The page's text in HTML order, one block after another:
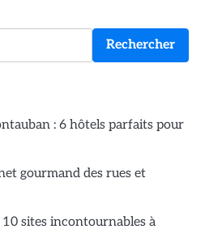
Rechercher
: 6 hôtels parfaits pour
gourmand des rues et
sites incontournables à